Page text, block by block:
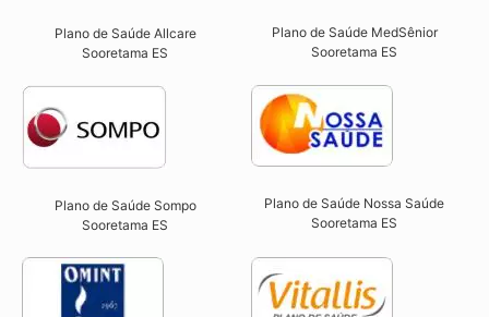
Plano de Saúde Allcare
Sooretama ES​
Plano de Saúde MedSênior
Sooretama ES​
Plano de Saúde Sompo
Sooretama ES​
Plano de Saúde Nossa Saúde
Sooretama ES​